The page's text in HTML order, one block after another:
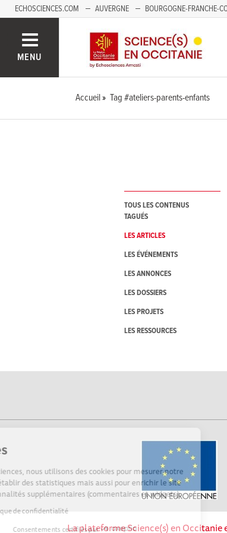
Sur Echosciences, nous utilisons des cookies pour mesurer
audience, établir des statistiques mais aussi pour enrichir le
de fonctionnalités supplémentaires (commentaires et
Lire la politique de confidentialité
Consentements certifiés par
ECHOSCIENCES.COM AUVERGNE BOURGOGNE-FRANCHE-
MENU
Accueil Tag #ateliers-parents-enfants
TOUS LES CONTENUS
TAGUÉS
LES ARTICLES
LES ÉVÉNEMENTS
LES ANNONCES
LES DOSSIERS
LES PROJETS
LES RESSOURCES
La plateforme Science(s) en